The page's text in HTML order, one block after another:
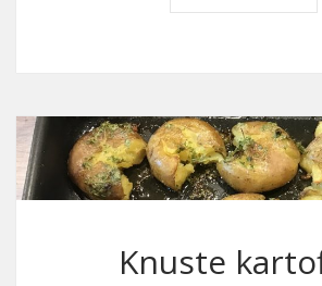
Knuste